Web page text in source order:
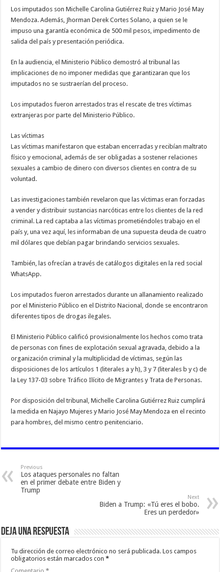
Los imputados son Michelle Carolina Gutiérrez Ruiz y Mario José May
Mendoza. Además, Jhorman Derek Cortes Solano, a quien se le
impuso una garantía económica de 500 mil pesos, impedimento de
salida del país y presentación periódica.
En la audiencia, el Ministerio Público demostró al tribunal las
implicaciones de no imponer medidas que garantizaran que los
imputados no se sustraerían del proceso.
Los imputados fueron arrestados tras el rescate de tres víctimas
extranjeras por parte del Ministerio Público.
Las víctimas
Las víctimas manifestaron que estaban encerradas y recibían maltrato
físico y emocional, además de ser obligadas a sostener relaciones
sexuales a cambio de dinero con diversos clientes en contra de su
voluntad.
Las investigaciones también revelaron que las víctimas eran forzadas
a vender y distribuir sustancias narcóticas entre los clientes de la red
criminal. La red captaba a las víctimas prometiéndoles trabajo en el
país y, una vez aquí, les informaban de una supuesta deuda de cuatro
mil dólares que debían pagar brindando servicios sexuales.
También, las ofrecían a través de catálogos digitales en la red social
WhatsApp.
Los imputados fueron arrestados durante un allanamiento realizado
por el Ministerio Público en el Distrito Nacional, donde se encontraron
diferentes tipos de drogas ilegales.
El Ministerio Público calificó provisionalmente los hechos como trata
de personas con fines de explotación sexual agravada, debido a la
organización criminal y la multiplicidad de víctimas, según las
disposiciones de los artículos 1 (literales a y h), 3 y 7 (literales b y c) de
la Ley 137-03 sobre Tráfico Ilícito de Migrantes y Trata de Personas.
Por disposición del tribunal, Michelle Carolina Gutiérrez Ruiz cumplirá
la medida en Najayo Mujeres y Mario José May Mendoza en el recinto
para hombres, del mismo centro penitenciario.
Previous
Los ataques personales no faltan
en el primer debate entre Biden y
Trump
Next
Biden a Trump: «Tú eres el bobo.
Eres un perdedor»
Deja una respuesta
Tu dirección de correo electrónico no será publicada. Los campos
obligatorios están marcados con*